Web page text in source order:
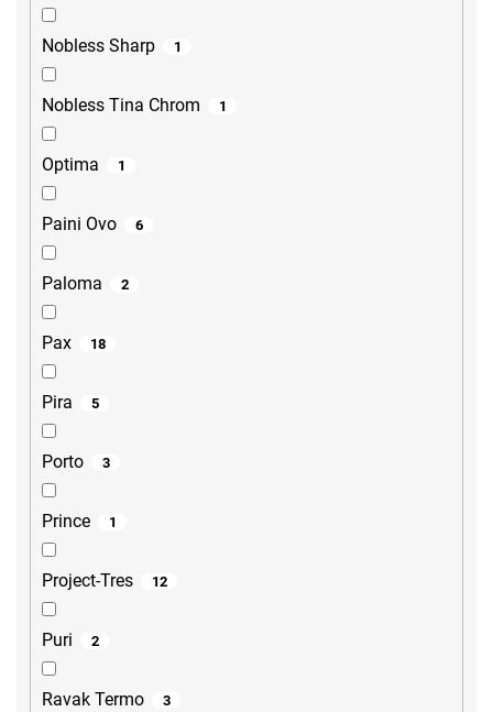
Nobless Sharp 1
Nobless Tina Chrom 1
Optima 1
Paini Ovo 6
Paloma 2
Pax 18
Pira 5
Porto 3
Prince 1
Project-Tres 12
Puri 2
Ravak Termo 3